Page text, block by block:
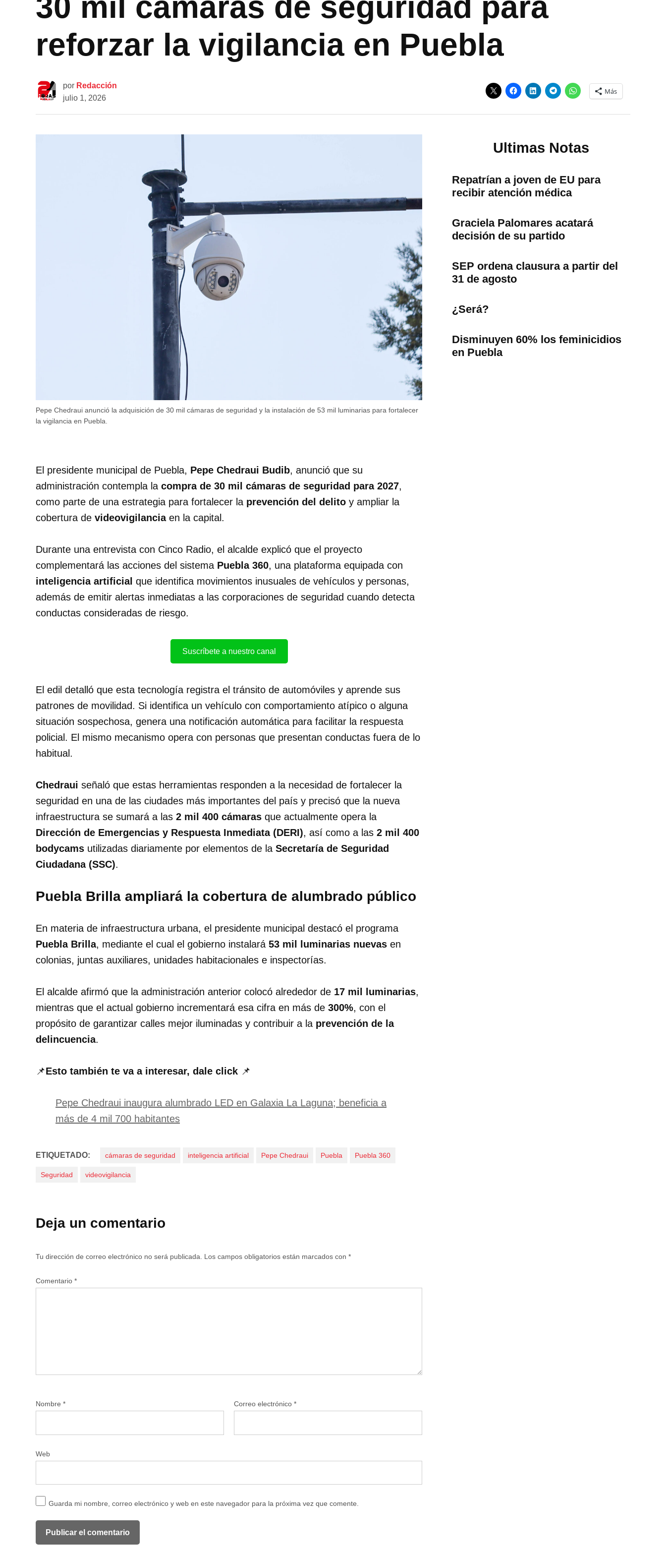
reforzar la vigilancia en Puebla
por Redacción
julio 1, 2026
Más
Pepe Chedraui anunció la adquisición de 30 mil cámaras de seguridad y la instalación de 53 mil luminarias para fortalecer
la vigilancia en Puebla.
El presidente municipal de Puebla, Pepe Chedraui Budib, anunció que su
administración contempla la compra de 30 mil cámaras de seguridad para 2027,
como parte de una estrategia para fortalecer la prevención del delito y ampliar la
cobertura de videovigilanciaen la capital.
Durante una entrevista con Cinco Radio, el alcalde explicó que el proyecto
complementará las acciones del sistema Puebla 360, una plataforma equipada con
inteligencia artificial que identifica movimientos inusuales de vehículos y personas,
además de emitir alertas inmediatas a las corporaciones de seguridad cuando detecta
conductas consideradas de riesgo.
Suscríbete a nuestro canal
El edil detalló que esta tecnología registra el tránsito de automóviles y aprende sus
patrones de movilidad. Si identifica un vehículo con comportamiento atípico o alguna
situación sospechosa, genera una notificación automática para facilitar la respuesta
policial. El mismo mecanismo opera con personas que presentan conductas fuera de lo
habitual.
Chedraui señaló que estas herramientas responden a la necesidad de fortalecer la
seguridad en una de las ciudades más importantes del país y precisó que la nueva
infraestructura se sumará a las 2 mil 400 cámaras que actualmente opera la
Dirección de Emergencias y Respuesta Inmediata (DERI), así como a las 2 mil 400
bodycams utilizadas diariamente por elementos de la Secretaría de Seguridad
Ciudadana (SSC).
Puebla Brilla ampliará la cobertura de alumbrado público
En materia de infraestructura urbana, el presidente municipal destacó el programa
Puebla Brilla, mediante el cual el gobierno instalará 53 mil luminarias nuevas en
colonias, juntas auxiliares, unidades habitacionales e inspectorías.
El alcalde afirmó que la administración anterior colocó alrededor de 17 mil luminarias,
mientras que el actual gobierno incrementará esa cifra en más de 300%, con el
propósito de garantizar calles mejor iluminadas y contribuir a la prevención de la
delincuencia.
📌Esto también te va a interesar, dale click 📌
Pepe Chedraui inaugura alumbrado LED en Galaxia La Laguna; beneficia a
más de 4 mil 700 habitantes
ETIQUETADO: cámaras de seguridad inteligencia artificial Pepe Chedraui Puebla Puebla 360
Seguridad videovigilancia
Deja un comentario
Tu dirección de correo electrónico no será publicada. Los campos obligatorios están marcados con *
Comentario *
Nombre * Correo electrónico *
Web
Guarda mi nombre, correo electrónico y web en este navegador para la próxima vez que comente.
Ultimas Notas
Repatrían a joven de EU para
recibir atención médica
Graciela Palomares acatará
decisión de su partido
SEP ordena clausura a partir del
31 de agosto
¿Será?
Disminuyen 60% los feminicidios
en Puebla